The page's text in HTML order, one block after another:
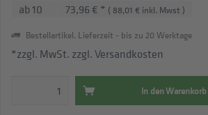
ab10 73,96 € * ( 88,01 € inkl. Mwst )
Bestellartikel. Lieferzeit - bis zu 20 Werktage
*zzgl. MwSt. zzgl. Versandkosten
In denWarenkorb